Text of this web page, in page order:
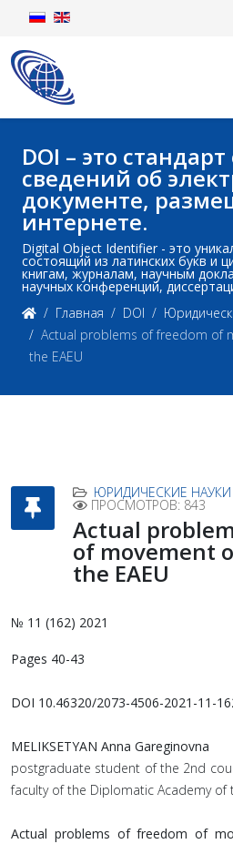
DOI – это
сведений об
документе,
интернете.
Digital Object Identifier - это
состоящий из латинских букв и
книгам, журналам, научным
научных конференций,
Главная
DOI
Actual problems of freedom of
the EAEU
ЮРИДИЧЕСКИЕ НАУКИ
ПРОСМОТРОВ: 843
Actual
of movement
the EAEU
№ 11 (162) 2021
Pages 40-43
DOI 10.46320/2073-4506-2021-11-
MELIKSETYAN Anna Gareginovna
postgraduate student of the 2nd
faculty of the Diplomatic Academy of
Actual problems of freedom of